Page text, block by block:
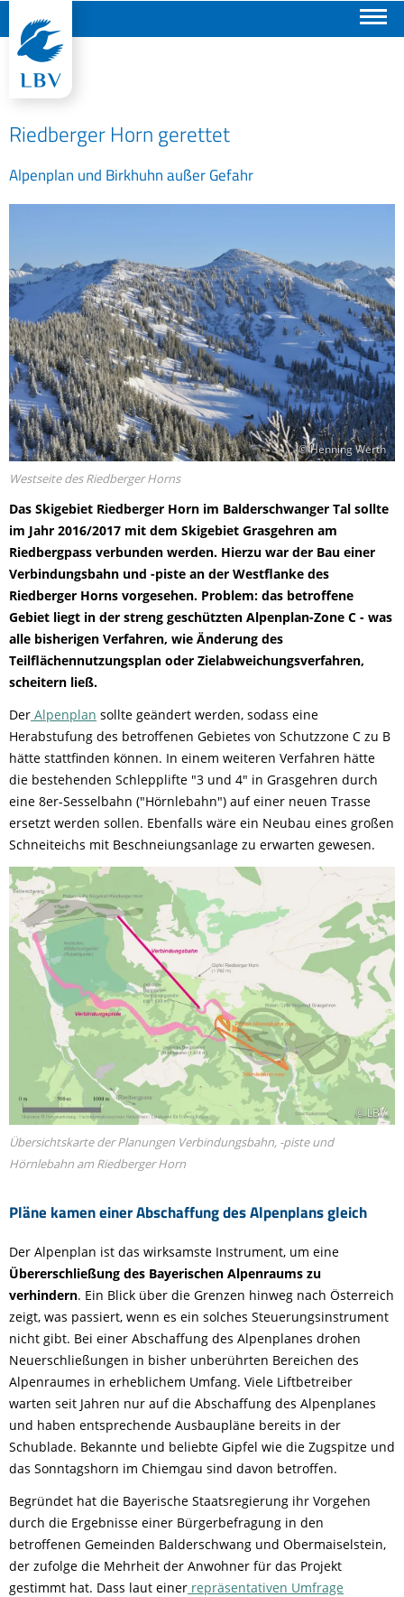
Riedberger Horn gerettet
Alpenplan und Birkhuhn außer Gefahr
© Henning Werth
Westseite des Riedberger Horns
Das Skigebiet Riedberger Horn im Balderschwanger Tal sollte
im Jahr 2016/2017 mit dem Skigebiet Grasgehren am
Riedbergpass verbunden werden. Hierzu war der Bau einer
Verbindungsbahn und -piste an der Westflanke des
Riedberger Horns vorgesehen. Problem: das betroffene
Gebiet liegt in der streng geschützten Alpenplan-Zone C - was
alle bisherigen Verfahren, wie Änderung des
Teilflächennutzungsplan oder Zielabweichungsverfahren,
scheitern ließ.
Der Alpenplan sollte geändert werden, sodass eine
Herabstufung des betroffenen Gebietes von Schutzzone C zu B
hätte stattfinden können. In einem weiteren Verfahren hätte
die bestehenden Schlepplifte "3 und 4" in Grasgehren durch
eine 8er-Sesselbahn ("Hörnlebahn") auf einer neuen Trasse
ersetzt werden sollen. Ebenfalls wäre ein Neubau eines großen
Schneiteichs mit Beschneiungsanlage zu erwarten gewesen.
Pläne kamen einer Abschaffung des Alpenplans gleich
© LBV
Übersichtskarte der Planungen Verbindungsbahn, -piste und
Hörnlebahn am Riedberger Horn
Der Alpenplan ist das wirksamste Instrument, um eine
Übererschließung des Bayerischen Alpenraums zu
verhindern. Ein Blick über die Grenzen hinweg nach Österreich
zeigt, was passiert, wenn es ein solches Steuerungsinstrument
nicht gibt. Bei einer Abschaffung des Alpenplanes drohen
Neuerschließungen in bisher unberührten Bereichen des
Alpenraumes in erheblichem Umfang. Viele Liftbetreiber
warten seit Jahren nur auf die Abschaffung des Alpenplanes
und haben entsprechende Ausbaupläne bereits in der
Schublade. Bekannte und beliebte Gipfel wie die Zugspitze und
das Sonntagshorn im Chiemgau sind davon betroffen.
Begründet hat die Bayerische Staatsregierung ihr Vorgehen
durch die Ergebnisse einer Bürgerbefragung in den
betroffenen Gemeinden Balderschwang und Obermaiselstein,
der zufolge die Mehrheit der Anwohner für das Projekt
gestimmt hat. Dass laut einer repräsentativen Umfrage